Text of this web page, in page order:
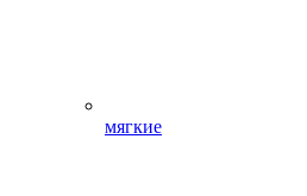
мягкие